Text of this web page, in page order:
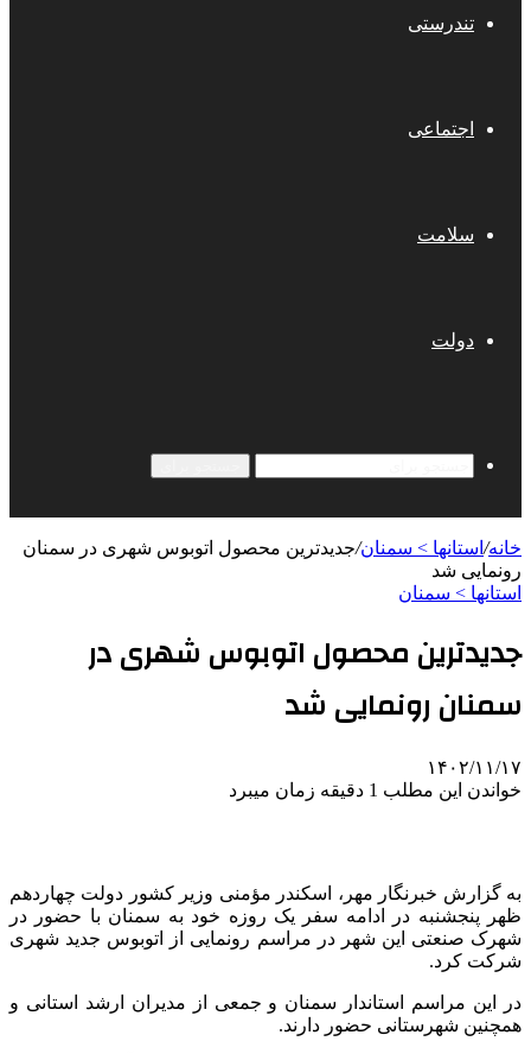
تندرستی
اجتماعی
سلامت
دولت
خانه/ استانها > سمنان/جدیدترین محصول اتوبوس شهری در سمنان
رونمایی شد
استانها > سمنان
جدیدترین محصول اتوبوس شهری در
سمنان رونمایی شد
۱۴۰۲/۱۱/۱۷
خواندن این مطلب 1 دقیقه زمان میبرد
به گزارش خبرنگار مهر، اسکندر مؤمنی وزیر کشور دولت چهاردهم
ظهر پنجشنبه در ادامه سفر یک روزه خود به سمنان با حضور در
شهرک صنعتی این شهر در مراسم رونمایی از اتوبوس جدید شهری
شرکت کرد.
در این مراسم استاندار سمنان و جمعی از مدیران ارشد استانی و
همچنین شهرستانی حضور دارند.